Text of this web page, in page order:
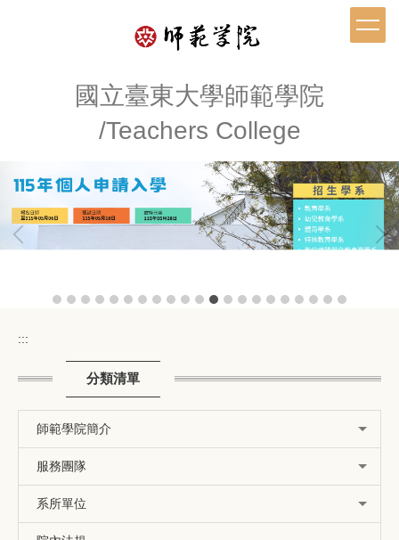
國立臺東大學師範學院
/Teachers College
:::
分類清單
師範學院簡介
服務團隊
系所單位